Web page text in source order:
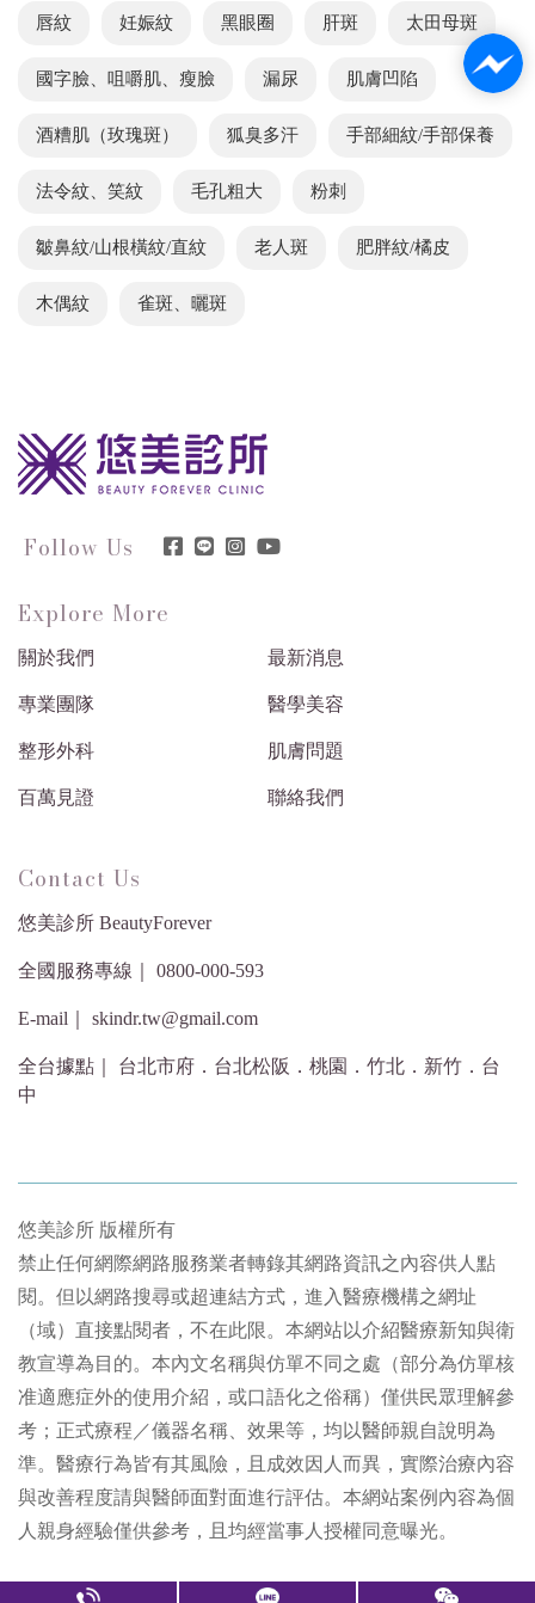
唇紋 妊娠紋 黑眼圈 肝斑 太田母斑
國字臉、咀嚼肌、瘦臉 漏尿 肌膚凹陷
酒糟肌（玫瑰斑） 狐臭多汗 手部細紋/手部保養
法令紋、笑紋 毛孔粗大 粉刺
皺鼻紋/山根橫紋/直紋 老人斑 肥胖紋/橘皮
木偶紋 雀斑、曬斑
Follow Us
Explore More
關於我們 最新消息
專業團隊 醫學美容
整形外科 肌膚問題
百萬見證 聯絡我們
Contact Us
悠美診所 BeautyForever
全國服務專線｜ 0800-000-593
E-mail｜ skindr.tw@gmail.com
全台據點｜ 台北市府．台北松阪．桃園．竹北．新竹．台
中
悠美診所 版權所有
禁止任何網際網路服務業者轉錄其網路資訊之內容供人點
閱。但以網路搜尋或超連結方式，進入醫療機構之網址
（域）直接點閱者，不在此限。本網站以介紹醫療新知與衛
教宣導為目的。本內文名稱與仿單不同之處（部分為仿單核
准適應症外的使用介紹，或口語化之俗稱）僅供民眾理解參
考；正式療程／儀器名稱、效果等，均以醫師親自說明為
準。醫療行為皆有其風險，且成效因人而異，實際治療內容
與改善程度請與醫師面對面進行評估。本網站案例內容為個
人親身經驗僅供參考，且均經當事人授權同意曝光。